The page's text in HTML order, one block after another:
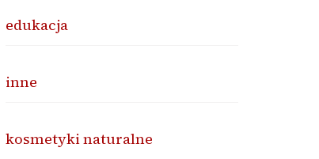
edukacja
inne
kosmetyki naturalne